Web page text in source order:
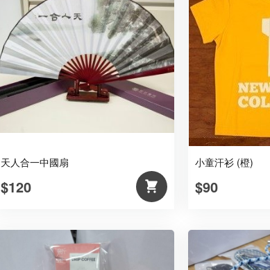
天人合一中國扇
$120
小童汗衫 (橙)
$90